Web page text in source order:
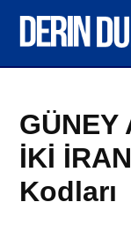
GÜNEY
İKİ
Kodları